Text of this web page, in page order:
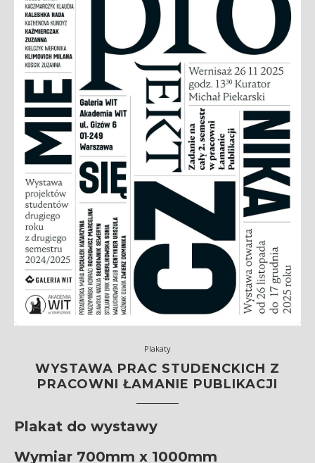
Plakaty
WYSTAWA PRAC STUDENCKICH Z
PRACOWNI ŁAMANIE PUBLIKACJI
Plakat do wystawy
Wymiar 700mm x 1000mm